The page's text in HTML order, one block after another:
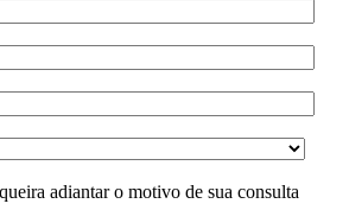
adiantar o motivo de sua consulta